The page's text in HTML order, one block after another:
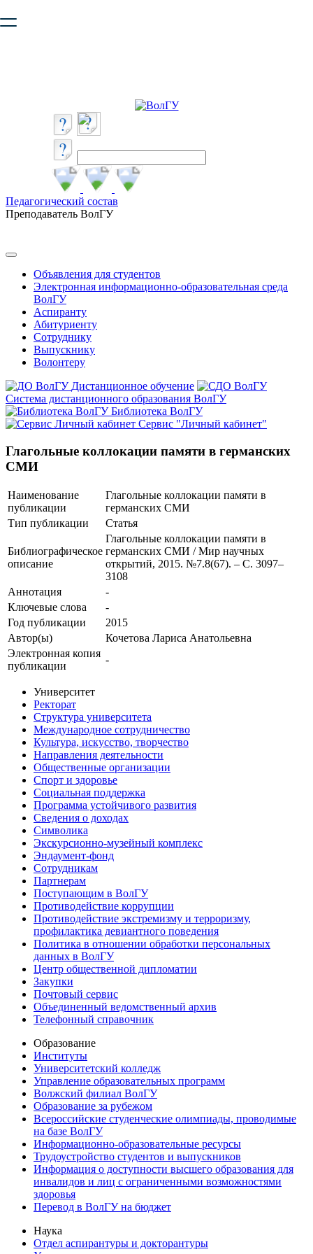
безопасную работу с сайтом. Пожалуйста
Педагогический состав
Преподаватель ВолГУ
Объявления для студентов
Электронная информационно-образовательная среда
ВолГУ
Аспиранту
Абитуриенту
Сотруднику
Выпускнику
Волонтеру
Дистанционное обучение
Система дистанционного образования ВолГУ
Библиотека ВолГУ
Сервис "Личный кабинет"
Глагольные коллокации памяти в германских
СМИ
Наименование
публикации
Глагольные коллокации памяти в
германских СМИ
Тип публикации
Статья
Библиографическое
описание
Глагольные коллокации памяти в
германских СМИ / Мир научных
открытий, 2015. №7.8(67). – С. 3097–
3108
Аннотация
-
Ключевые cлова
-
Год публикации
2015
Автор(ы)
Кочетова Лариса Анатольевна
Электронная копия
публикации
-
Университет
Ректорат
Структура университета
Международное сотрудничество
Культура, искусство, творчество
Направления деятельности
Общественные организации
Спорт и здоровье
Социальная поддержка
Программа устойчивого развития
Сведения о доходах
Символика
Экскурсионно-музейный комплекс
Эндаумент-фонд
Сотрудникам
Партнерам
Поступающим в ВолГУ
Противодействие коррупции
Противодействие экстремизму и терроризму,
профилактика девиантного поведения
Политика в отношении обработки персональных
данных в ВолГУ
Центр общественной дипломатии
Закупки
Почтовый сервис
Объединенный ведомственный архив
Телефонный справочник
Образование
Институты
Университетский колледж
Управление образовательных программ
Волжский филиал ВолГУ
Образование за рубежом
Всероссийские студенческие олимпиады, проводимые
на базе ВолГУ
Информационно-образовательные ресурсы
Трудоустройство студентов и выпускников
Информация о доступности высшего образования для
инвалидов и лиц с ограниченными возможностями
здоровья
Перевод в ВолГУ на бюджет
Наука
Отдел аспирантуры и докторантуры